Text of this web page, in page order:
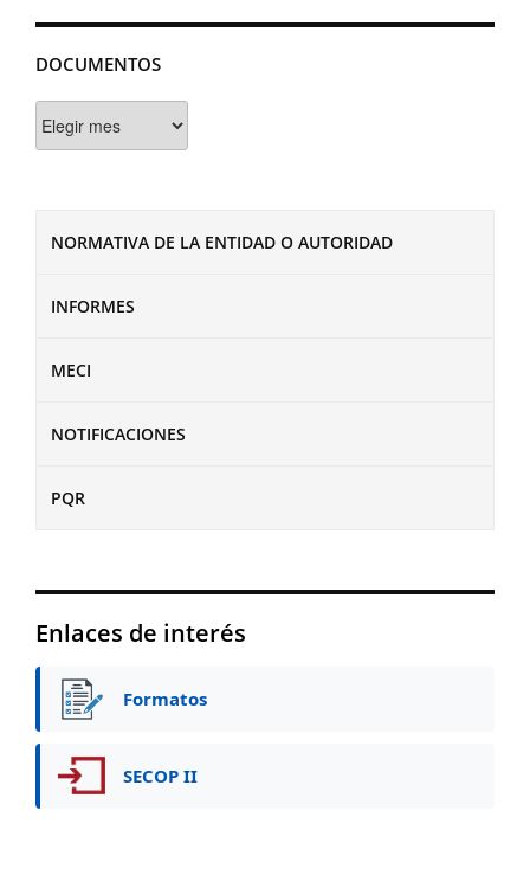
DOCUMENTOS
NORMATIVA DE LA ENTIDAD O AUTORIDAD
INFORMES
MECI
NOTIFICACIONES
PQR
Enlaces de interés
Formatos
SECOP II